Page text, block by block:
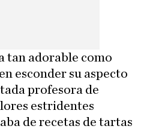
tan adorable como
esconder su aspecto
profesora de
estridentes
de recetas de tartas